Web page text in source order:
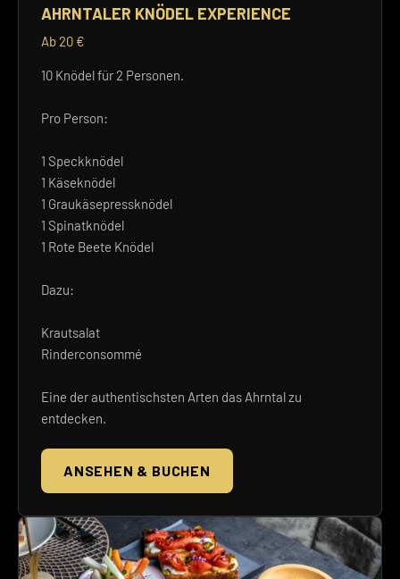
AHRNTALER KNÖDEL EXPERIENCE
Ab 20 €
10 Knödel für 2 Personen.
Pro Person:
1 Speckknödel
1 Käseknödel
1 Graukäsepressknödel
1 Spinatknödel
1 Rote Beete Knödel
Dazu:
Krautsalat
Rinderconsommé
Eine der authentischsten Arten das Ahrntal zu
entdecken.
ANSEHEN & BUCHEN